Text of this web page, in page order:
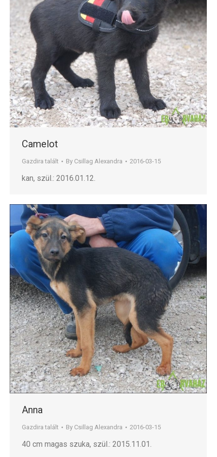
Camelot
Gazdira talált By Csillag Alexandra 2016-03-15
kan, szül.: 2016.01.12.
Anna
Gazdira talált By Csillag Alexandra 2016-03-15
40 cm magas szuka, szül.: 2015.11.01.